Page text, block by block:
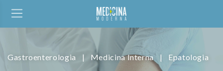
Gastroenterologia | Medicina Interna | Epatologia